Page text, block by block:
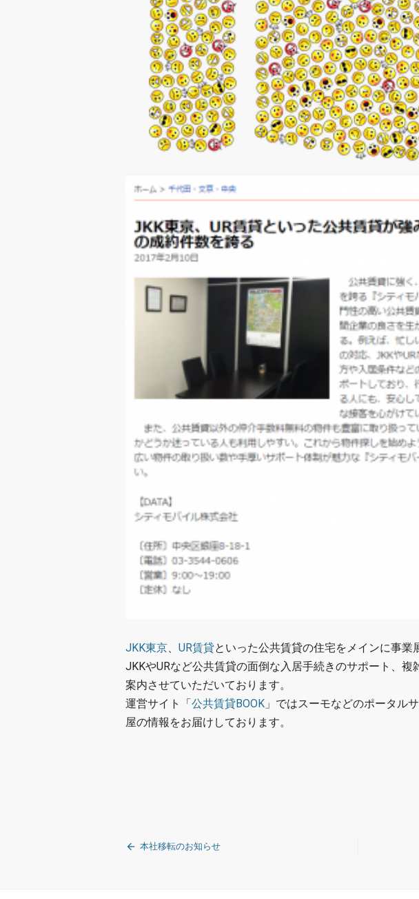
JKK東京、 UR賃貸といった公共賃貸の住宅をメインに事業
JKKやURなど公共賃貸の面倒な入居手続きのサポート、
案内させていただいております。
運営サイト「 公共賃貸BOOK 」ではスーモなどのポータル
屋の情報をお届けしております。
投本社移転のお知らせ